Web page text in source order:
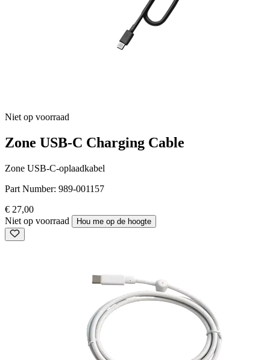
Niet op voorraad
Zone USB-C Charging Cable
Zone USB-C-oplaadkabel
Part Number: 989-001157
€ 27,00
Niet op voorraad
Hou me op de hoogte